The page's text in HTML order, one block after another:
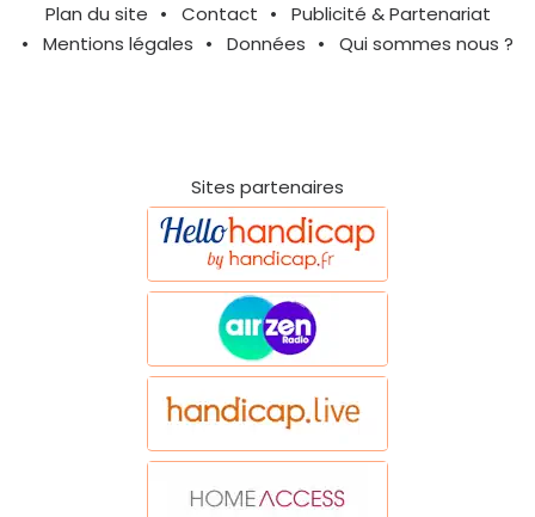
Plan du site Contact
Publicité & Partenariat
Mentions légales
Données Qui sommes nous ?
Sites partenaires